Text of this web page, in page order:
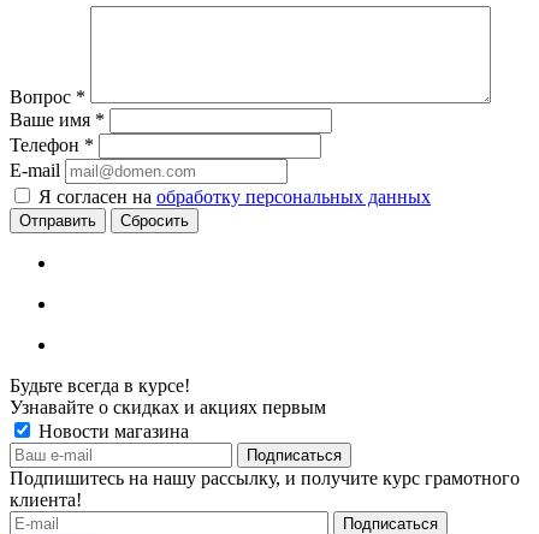
Вопрос *
Ваше имя *
Телефон *
E-mail
Я согласен на обработку персональных данных
Сбросить
Будьте всегда в курсе!
Узнавайте о скидках и акциях первым
Новости магазина
Подпишитесь на нашу рассылку, и получите курс грамотного
клиента!